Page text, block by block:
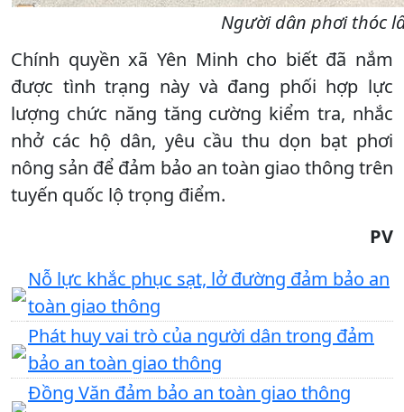
Người dân phơi thóc
Chính quyền xã Yên Minh cho biết đã nắm
được tình trạng này và đang phối hợp lực
lượng chức năng tăng cường kiểm tra, nhắc
nhở các hộ dân, yêu cầu thu dọn bạt phơi
nông sản để đảm bảo an toàn giao thông trên
tuyến quốc lộ trọng điểm.
PV
Nỗ lực khắc phục sạt, lở đường đảm bảo an
toàn giao thông
Phát huy vai trò của người dân trong đảm
bảo an toàn giao thông
Đồng Văn đảm bảo an toàn giao thông